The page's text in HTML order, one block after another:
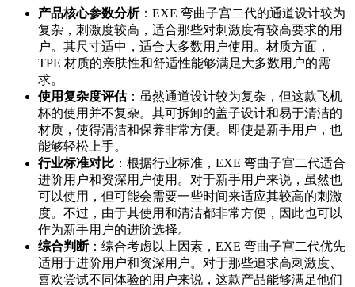
产品核心参数分析：EXE 弯曲子宫二代的通道设计较为
复杂，刺激度较高，适合那些对刺激度有较高要求的用
户。其尺寸适中，适合大多数用户使用。材质方面，
TPE 材质的亲肤性和舒适性能够满足大多数用户的需
求。
使用复杂度评估：虽然通道设计较为复杂，但这款飞机
杯的使用并不复杂。其可拆卸的盖子设计和易于清洁的
材质，使得清洁和保养非常方便。即使是新手用户，也
能够轻松上手。
行业标准对比 ：根据行业标准，EXE 弯曲子宫二代适合
进阶用户和资深用户使用。对于新手用户来说，虽然也
可以使用，但可能会需要一些时间来适应其较高的刺激
度。不过，由于其使用和清洁都非常方便，因此也可以
作为新手用户的进阶选择。
综合判断：综合考虑以上因素，EXE 弯曲子宫二代优先
适用于进阶用户和资深用户。对于那些追求高刺激度、
喜欢尝试不同体验的用户来说，这款产品能够满足他们